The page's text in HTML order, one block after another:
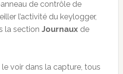
de contrôle de
l’activité du keylogger,
la section Journaux de
voir dans la capture, tous